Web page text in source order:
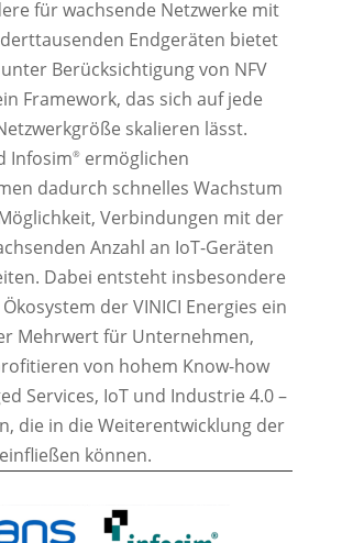
für wachsende Netzwerke mit
Endgeräten bietet
Berücksichtigung von NFV
Framework, das sich auf jede
skalieren lässt.
Infosim®ermöglichen
dadurch schnelles Wachstum
Verbindungen mit der
Anzahl an IoT-Geräten
Dabei entsteht insbesondere
der VINICI Energies ein
Mehrwert für Unternehmen,
von hohem Know-how
Services, IoT und Industrie 4.0 –
die in die Weiterentwicklung der
können.